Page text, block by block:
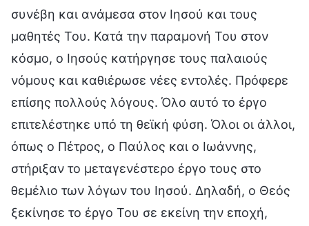
συνέβη και ανάμεσα στον Ιησού και τους
μαθητές Του. Κατά την παραμονή Του στον
κόσμο, ο Ιησούς κατήργησε τους παλαιούς
νόμους και καθιέρωσε νέες εντολές. Πρόφερε
επίσης πολλούς λόγους. Όλο αυτό το έργο
επιτελέστηκε υπό τη θεϊκή φύση. Όλοι οι άλλοι,
όπως ο Πέτρος, ο Παύλος και ο Ιωάννης,
στήριξαν το μεταγενέστερο έργο τους στο
θεμέλιο των λόγων του Ιησού. Δηλαδή, ο Θεός
ξεκίνησε το έργο Του σε εκείνη την εποχή,